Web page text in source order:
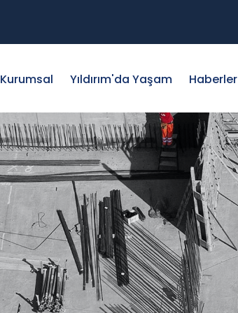
Kurumsal Yıldırım'da Yaşam Haberler